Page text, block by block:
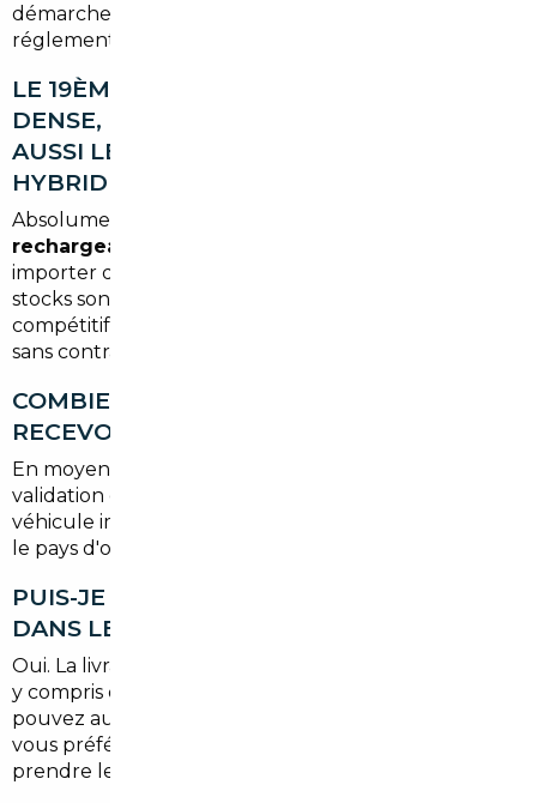
démarches administratives sont conformes à la
réglementation française.
LE 19ÈME ÉTANT EN ZONE URBAINE
DENSE, EST-CE QUE L'IMPORT CONCERNE
AUSSI LES VÉHICULES ÉLECTRIQUES OU
HYBRIDES ?
Absolument. Les véhicules
rechargeables
importer depuis la Belgique ou les Pays-Bas, où les
stocks sont plus importants et les prix plus
compétitifs. Un atout réel pour circuler dans Paris
sans contrainte ZFE.
COMBIEN DE TEMPS FAUT-IL POUR
RECEVOIR SON VÉHICULE ?
En moyenne, comptez
validation de votre commande et la livraison du
véhicule immatriculé en France. Ce délai varie selon
le pays d'origine et la disponibilité du modèle.
PUIS-JE ME FAIRE LIVRER DIRECTEMENT
DANS LE 19ÈME ARRONDISSEMENT ?
Oui. La livraison à domicile est possible dans tout Paris,
y compris dans le
pouvez aussi opter pour une remise en agence si
vous préférez un contrôle sur place avant de
prendre le volant.